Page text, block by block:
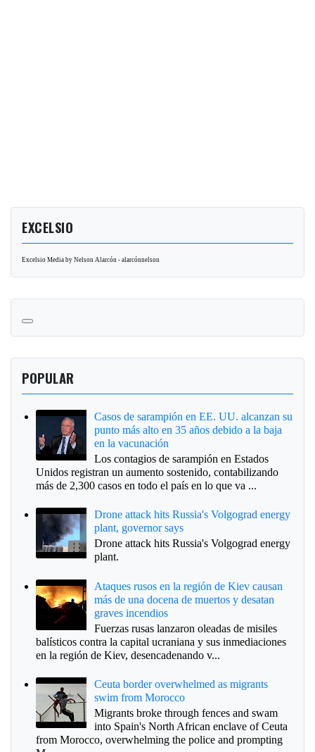
EXCELSIO
Excelsio Media by Nelson Alarcón - alarcónnelson
POPULAR
Casos de sarampión en EE. UU. alcanzan su
punto más alto en 35 años debido a la baja
en la vacunación
Los contagios de sarampión en Estados
Unidos registran un aumento sostenido, contabilizando
más de 2,300 casos en todo el país en lo que va ...
Drone attack hits Russia's Volgograd energy
plant, governor says
Drone attack hits Russia's Volgograd energy
plant.
Ataques rusos en la región de Kiev causan
más de una docena de muertos y desatan
graves incendios
Fuerzas rusas lanzaron oleadas de misiles
balísticos contra la capital ucraniana y sus inmediaciones
en la región de Kiev, desencadenando v...
Ceuta border overwhelmed as migrants
swim from Morocco
Migrants broke through fences and swam
into Spain's North African enclave of Ceuta
from Morocco, overwhelming the police and prompting